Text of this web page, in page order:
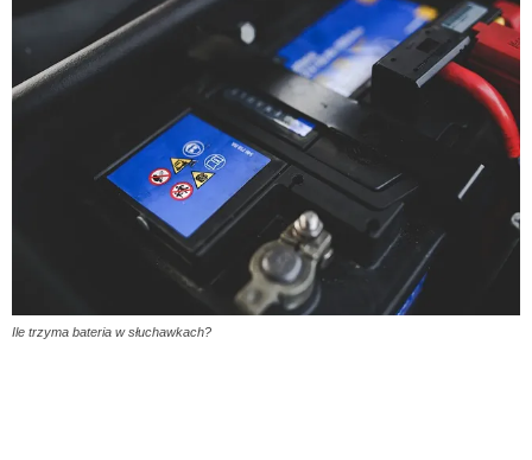
Ile trzyma bateria w słuchawkach?